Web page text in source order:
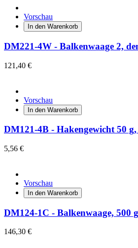
Vorschau
In den Warenkorb
DM221-4W - Balkenwaage 2,
121,40 €
Vorschau
In den Warenkorb
DM121-4B - Hakengewicht 50
5,56 €
Vorschau
In den Warenkorb
DM124-1C - Balkenwaage, 500
146,30 €